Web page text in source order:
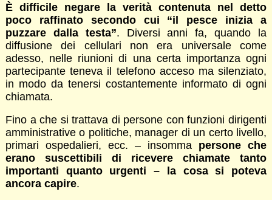
È difficile negare la verità contenuta nel detto
poco raffinato secondo cui “il pesce inizia a
puzzare dalla testa”. Diversi anni fa, quando la
diffusione dei cellulari non era universale come
adesso, nelle riunioni di una certa importanza ogni
partecipante teneva il telefono acceso ma silenziato,
in modo da tenersi costantemente informato di ogni
chiamata.
Fino a che si trattava di persone con funzioni dirigenti
amministrative o politiche, manager di un certo livello,
primari ospedalieri, ecc. – insomma persone che
erano suscettibili di ricevere chiamate tanto
importanti quanto urgenti – la cosa si poteva
ancora capire.